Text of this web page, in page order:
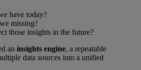
have today?
missing?
those insights in the future?
an insights engine, a repeatable
data sources into a unified